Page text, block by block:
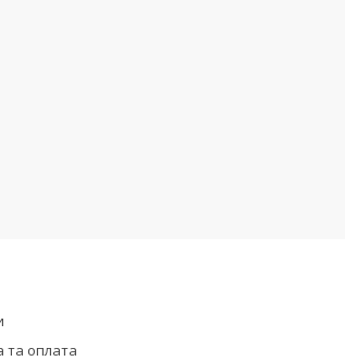
та оплата